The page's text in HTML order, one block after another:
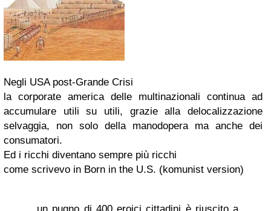
Negli USA post-Grande Crisi
la corporate americadelle multinazionali continua ad
accumulare utili su utili, grazie alla delocalizzazione
selvaggia, non solo della manodopera ma anche dei
consumatori.
Ed i ricchi diventano sempre più ricchi
come scrivevo in Born in the U.S. (komunist version)